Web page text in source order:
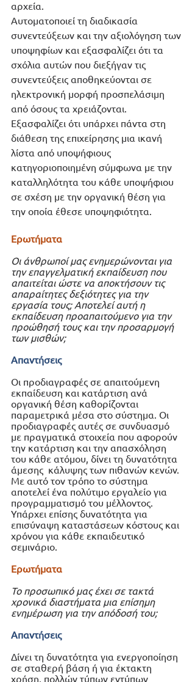
αρχεία.
Αυτοματοποιεί τη διαδικασία
συνεντεύξεων και την αξιολόγηση των
υποψηφίων και εξασφαλίζει ότι τα
σχόλια αυτών που διεξήγαν τις
συνεντεύξεις αποθηκεύονται σε
ηλεκτρονική μορφή προσπελάσιμη
από όσους τα χρειάζονται.
Εξασφαλίζει ότι υπάρχει πάντα στη
διάθεση της επιχείρησης μια ικανή
λίστα από υποψήφιους
κατηγοριοποιημένη σύμφωνα με την
καταλληλότητα του κάθε υποψήφιου
σε σχέση με την οργανική θέση για
την οποία έθεσε υποψηφιότητα.
Ερωτήματα
Οι άνθρωποί μας ενημερώνονται για
την επαγγελματική εκπαίδευση που
απαιτείται ώστε να αποκτήσουν τις
απαραίτητες δεξιότητες για την
εργασία τους; Αποτελεί αυτή η
εκπαίδευση προαπαιτούμενο για την
προώθησή τους και την προσαρμογή
των μισθών;
Απαντήσεις
Οι προδιαγραφές σε απαιτούμενη
εκπαίδευση και κατάρτιση ανά
οργανική θέση καθορίζονται
παραμετρικά μέσα στο σύστημα. Οι
προδιαγραφές αυτές σε συνδυασμό
με πραγματικά στοιχεία που αφορούν
την κατάρτιση και την απασχόληση
του κάθε ατόμου, δίνει τη δυνατότητα
άμεσης  κάλυψης των πιθανών κενών.
Με αυτό τον τρόπο το σύστημα
αποτελεί ένα πολύτιμο εργαλείο για
προγραμματισμό του μέλλοντος.
Υπάρχει επίσης δυνατότητα για
επισύναψη καταστάσεων κόστους και
χρόνου για κάθε εκπαιδευτικό
σεμινάριο.
Ερωτήματα
Το προσωπικό μας έχει σε τακτά
χρονικά διαστήματα μια επίσημη
ενημέρωση για την απόδοσή του;
Απαντήσεις
Δίνει τη δυνατότητα για ενεργοποίηση
σε σταθερή βάση ή για έκτακτη
χρήση, πολλών τύπων εντύπων